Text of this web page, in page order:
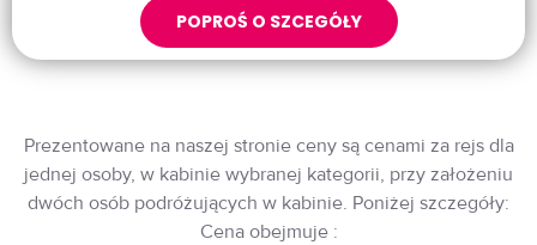
POPROŚ O SZCEGÓŁY
Prezentowane na naszej stronie ceny są cenami za rejs dla
jednej osoby, w kabinie wybranej kategorii, przy założeniu
dwóch osób podróżujących w kabinie. Poniżej szczegóły:
Cena obejmuje :